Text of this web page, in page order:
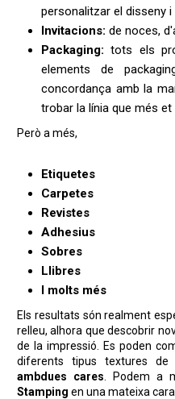
personalitzar el disseny
Invitacions: de noces,
Packaging: tots els
elements de
concordança amb la
trobar la línia que més et
Però a més,
Etiquetes
Carpetes
Revistes
Adhesius
Sobres
Llibres
I molts més
Els resultats són realment
relleu, alhora que descobrir
de la impressió. Es poden
diferents tipus textures de
ambdues cares . Podem a
Stamping en una mateixa cara.